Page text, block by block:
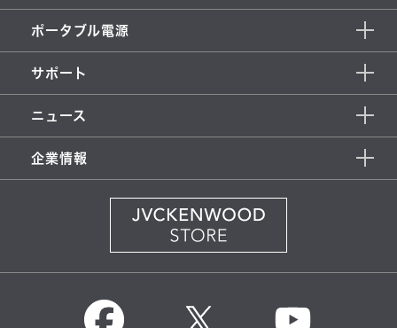
ポータブル電源
サポート
ニュース
企業情報